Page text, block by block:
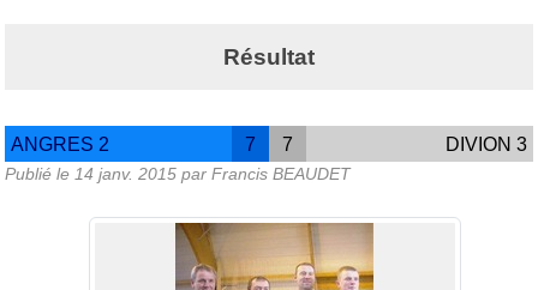
Résultat
ANGRES 2 7 7 DIVION 3
Publié le 14 janv. 2015 par Francis BEAUDET